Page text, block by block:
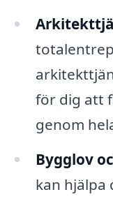
för dig att
genom
Bygglov
kan hjälpa